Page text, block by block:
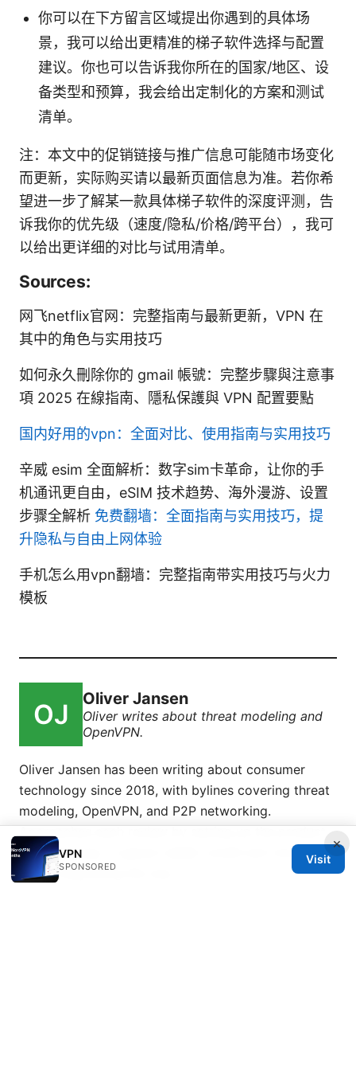
你可以在下方留言区域提出你遇到的具体场
景，我可以给出更精准的梯子软件选择与配置
建议。你也可以告诉我你所在的国家/地区、设
备类型和预算，我会给出定制化的方案和测试
清单。
注：本文中的促销链接与推广信息可能随市场变化
而更新，实际购买请以最新页面信息为准。若你希
望进一步了解某一款具体梯子软件的深度评测，告
诉我你的优先级（速度/隐私/价格/跨平台），我可
以给出更详细的对比与试用清单。
Sources:
网飞netflix官网：完整指南与最新更新，VPN 在
其中的角色与实用技巧
如何永久刪除你的 gmail 帳號：完整步驟與注意事
項 2025 在線指南、隱私保護與 VPN 配置要點
国内好用的vpn：全面对比、使用指南与实用技巧
辛威 esim 全面解析：数字sim卡革命，让你的手
机通讯更自由，eSIM 技术趋势、海外漫游、设置
步骤全解析 免费翻墙：全面指南与实用技巧，提
升隐私与自由上网体验
手机怎么用vpn翻墙：完整指南带实用技巧与火力
模板
Oliver Jansen
Oliver writes about threat modeling and
OpenVPN.
Oliver Jansen has been writing about consumer
technology since 2018, with bylines covering threat
modeling, OpenVPN, and P2P networking.
Approaches each review by setting up the product
the same way a typical reader would and recording
every snag along the way.
×
VPN
SPONSORED
Visit